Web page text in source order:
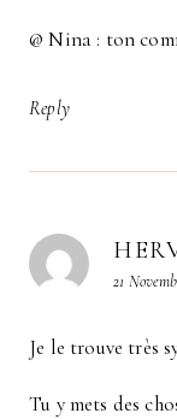
@ Nina : ton
Reply
21
Je le trouve très
Tu y mets des